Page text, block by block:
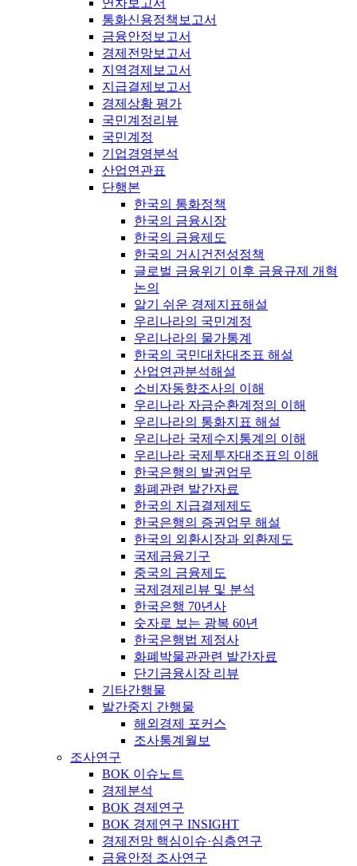
연차보고서
통화신용정책보고서
금융안정보고서
경제전망보고서
지역경제보고서
지급결제보고서
경제상황 평가
국민계정리뷰
국민계정
기업경영분석
산업연관표
단행본
한국의 통화정책
한국의 금융시장
한국의 금융제도
한국의 거시건전성정책
글로벌 금융위기 이후 금융규제 개혁
논의
알기 쉬운 경제지표해설
우리나라의 국민계정
우리나라의 물가통계
한국의 국민대차대조표 해설
산업연관분석해설
소비자동향조사의 이해
우리나라 자금순환계정의 이해
우리나라의 통화지표 해설
우리나라 국제수지통계의 이해
우리나라 국제투자대조표의 이해
한국은행의 발권업무
화폐관련 발간자료
한국의 지급결제제도
한국은행의 증권업무 해설
한국의 외환시장과 외환제도
국제금융기구
중국의 금융제도
국제경제리뷰 및 분석
한국은행 70년사
숫자로 보는 광복 60년
한국은행법 제정사
화폐박물관관련 발간자료
단기금융시장 리뷰
기타간행물
발간중지 간행물
해외경제 포커스
조사통계월보
조사연구
BOK 이슈노트
경제분석
BOK 경제연구
BOK 경제연구 INSIGHT
경제전망 핵심이슈·심층연구
금융안정 조사연구